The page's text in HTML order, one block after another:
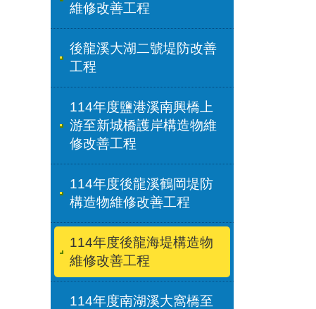
維修改善工程
後龍溪大湖二號堤防改善
工程
114年度鹽港溪南興橋上
游至新城橋護岸構造物維
修改善工程
114年度後龍溪鶴岡堤防
構造物維修改善工程
114年度後龍海堤構造物
維修改善工程
114年度南湖溪大窩橋至